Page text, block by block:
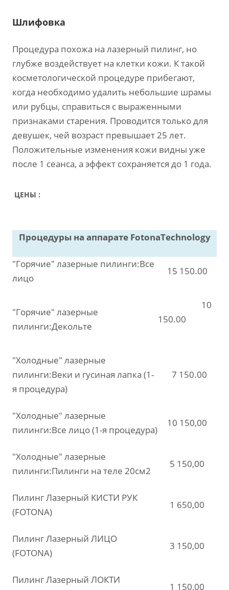
Шлифовка
Процедура похожа на лазерный пилинг, но
глубже воздействует на клетки кожи. К такой
косметологической процедуре прибегают,
когда необходимо удалить небольшие шрамы
или рубцы, справиться с выраженными
признаками старения. Проводится только для
девушек, чей возраст превышает 25 лет.
Положительные изменения кожи видны уже
после 1 сеанса, а эффект сохраняется до 1 года.
ЦЕНЫ :
Процедуры на аппарате FotonaTechnology
"Горячие" лазерные пилинги:Все
лицо
15 150.00
"Горячие" лазерные
пилинги:Декольте
10
150.00
"Холодные" лазерные
пилинги:Веки и гусиная лапка (1-
я процедура)
7 150.00
"Холодные" лазерные
пилинги:Все лицо (1-я процедура)
10 150,00
"Холодные" лазерные
пилинги:Пилинги на теле 20см2
5 150,00
Пилинг Лазерный КИСТИ РУК
(FOTONA)
1 650,00
Пилинг Лазерный ЛИЦО
(FOTONA)
3 150,00
Пилинг Лазерный ЛОКТИ
1 150,00